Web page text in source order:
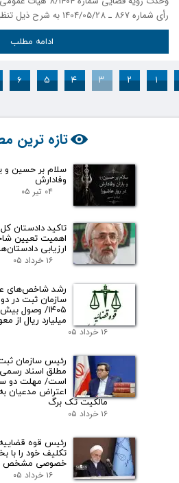
رأی شماره 867 ـ 1404/05/28 به شرح ذیل تنظیم و جهت …
ادامه مطلب
۱ ۲ ۳ ۴ ۵ ۶
تازه ترین
سلام بر حسین و
وفادارش
۰۴ تیر ۰۵
تاکید دادستان
اهمیت تعیین
ارزیابی
۱۶ خرداد ۰۵
رشد شاخص‌های
سازمان ثبت در
میلیارد ریال از
۱۶ خرداد ۰۵
رئیس سازمان
مطلق اسناد رسمی
است/ مهلت دو
اعتراض مدعیان
مالکیت تک برگ
۱۶ خرداد ۰۵
رئیس قوه
تکلیف خود را با
خصوصی مشخص
۱۶ خرداد ۰۵